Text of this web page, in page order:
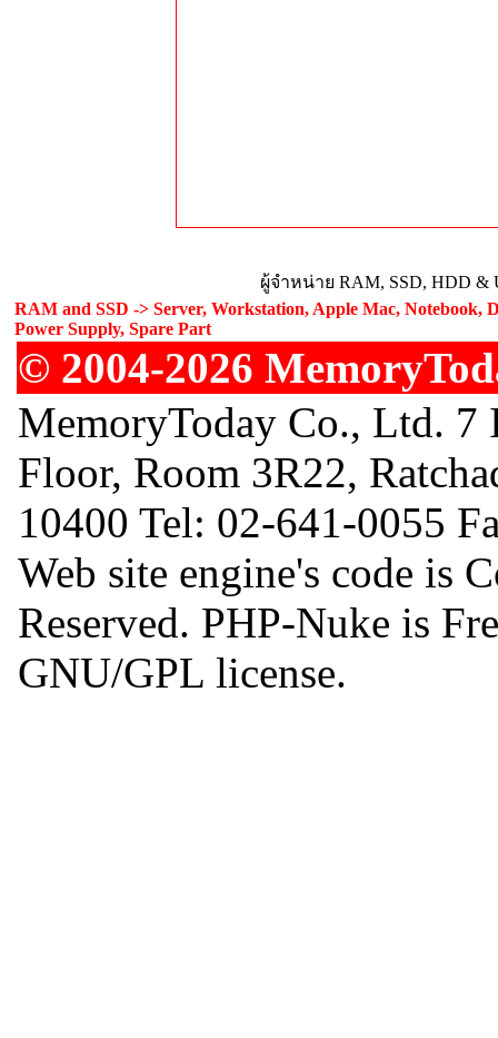
ผู้จำหน่าย RAM, SSD, HDD &
RAM and SSD -> Server, Workstation, Apple Mac, Notebook,
Power Supply, Spare Part
© 2004-2026
MemoryToday Co., Ltd.
Floor, Room 3R22,
10400 Tel: 02-641-0055
Web site engine's code is
Reserved. PHP-Nuke is
GNU/GPL license.